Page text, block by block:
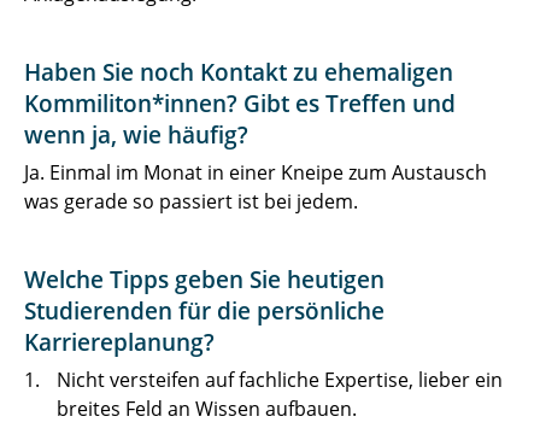
Haben Sie noch Kontakt zu ehemaligen
Kommiliton*innen? Gibt es Treffen und
wenn ja, wie häufig?
Ja. Einmal im Monat in einer Kneipe zum Austausch
was gerade so passiert ist bei jedem.
Welche Tipps geben Sie heutigen
Studierenden für die persönliche
Karriereplanung?
Nicht versteifen auf fachliche Expertise, lieber ein
breites Feld an Wissen aufbauen.